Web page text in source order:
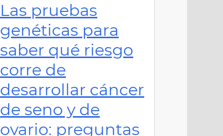
Las pruebas
genéticas para
saber qué riesgo
corre de
desarrollar cáncer
de seno y de
ovario: preguntas